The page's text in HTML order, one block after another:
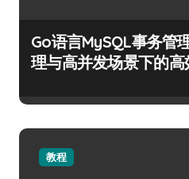
Go语言MySQL事务管
理与高并发场景下的高
教程